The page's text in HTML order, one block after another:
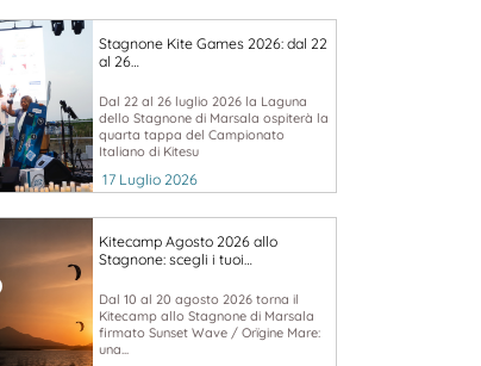
Stagnone Kite Games 2026: dal 22
al 26…
Dal 22 al 26 luglio 2026 la Laguna
dello Stagnone di Marsala ospiterà la
quarta tappa del Campionato
Italiano di Kitesu
17 Luglio 2026
Kitecamp Agosto 2026 allo
Stagnone: scegli i tuoi…
Dal 10 al 20 agosto 2026 torna il
Kitecamp allo Stagnone di Marsala
firmato Sunset Wave / Orïgine Mare:
una...